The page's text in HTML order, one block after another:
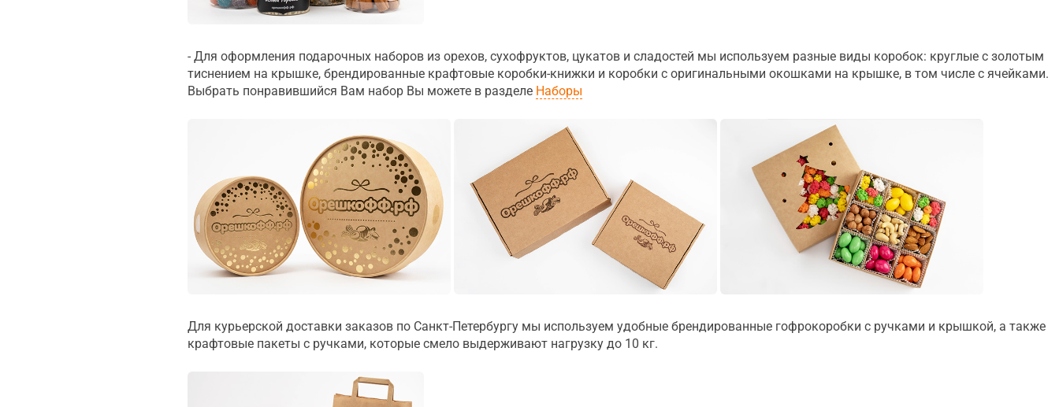
- Для оформления подарочных наборов из орехов, сухофруктов, цукатов и сладостей мы используем разные виды коробок: круглые с золотым
тиснением на крышке, брендированные крафтовые коробки-книжки и коробки с оригинальными окошками на крышке, в том числе с ячейками.
Выбрать понравившийся Вам набор Вы можете в разделе Наборы
Для курьерской доставки заказов по Санкт-Петербургу мы используем удобные брендированные гофрокоробки с ручками и крышкой, а также
крафтовые пакеты с ручками, которые смело выдерживают нагрузку до 10 кг.